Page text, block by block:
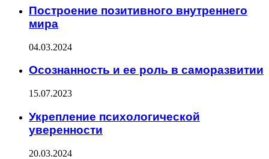
Построение позитивного внутреннего
мира
04.03.2024
Осознанность и ее роль в саморазвитии
15.07.2023
Укрепление психологической
уверенности
20.03.2024